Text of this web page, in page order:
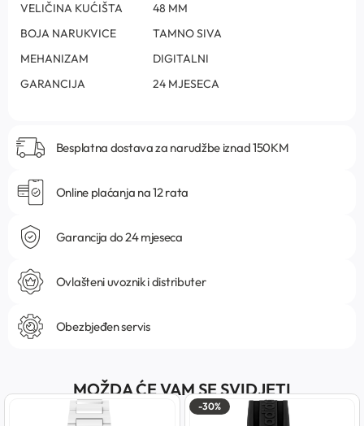
VELIČINA KUĆIŠTA
48 MM
BOJA NARUKVICE
TAMNO SIVA
MEHANIZAM
DIGITALNI
GARANCIJA
24 MJESECA
Besplatna dostava za narudžbe iznad 150KM
Online plaćanja na 12 rata
Garancija do 24 mjeseca
Ovlašteni uvoznik i distributer
Obezbjeđen servis
MOŽDA ĆE VAM SE SVIDJETI
-30%